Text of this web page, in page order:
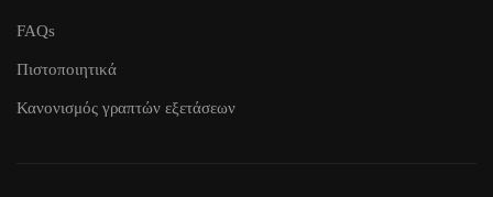
FAQs
Πιστοποιητικά
Κανονισμός γραπτών εξετάσεων